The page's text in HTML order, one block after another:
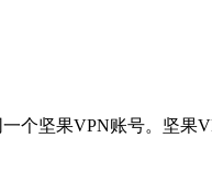
个坚果VPN账号。坚果